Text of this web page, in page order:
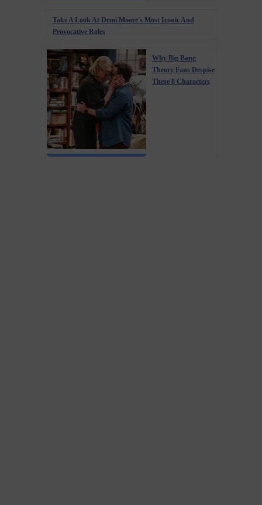
Take A Look At Demi Moore's Most Iconic And
Provocative Roles
Why Big Bang
Theory Fans Despise
These 8 Characters